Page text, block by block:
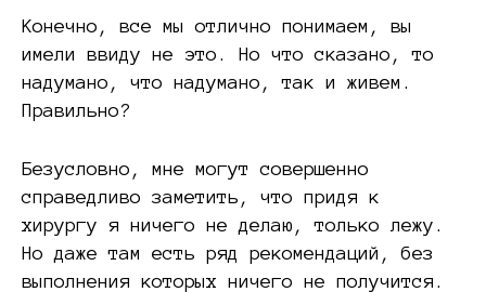
Конечно, все мы отлично понимаем, вы
имели ввиду не это. Но что сказано, то
надумано, что надумано, так и живем.
Правильно?
Безусловно, мне могут совершенно
справедливо заметить, что придя к
хирургу я ничего не делаю, только лежу.
Но даже там есть ряд рекомендаций, без
выполнения которых ничего не получится.